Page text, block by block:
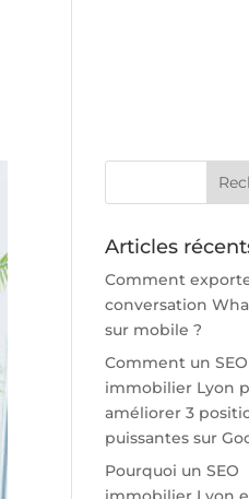
Articles
Comment
conversation
sur mobile ?
Comment un SEO
immobilier Lyon
améliorer 3
puissantes sur
Pourquoi un SEO